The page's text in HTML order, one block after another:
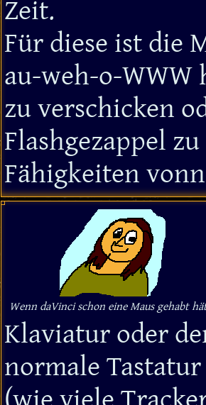
Zeit.
Für diese ist die
au-weh-o-
zu verschicken
Flashgezappel
Fähigkeiten
Wenn daVinci schon eine Maus gehabt
Klaviatur oder
normale